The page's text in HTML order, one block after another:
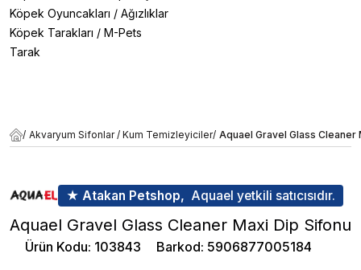
Köpek Oyuncakları / Ağızlıklar
Köpek Tarakları / M-Pets
Tarak
/ Akvaryum Sifonlar / Kum Temizleyiciler/ Aquael Gravel Glass Cleaner
★ Atakan Petshop, Aquael yetkili satıcısıdır.
Aquael Gravel Glass Cleaner Maxi Dip Sifonu
Ürün Kodu: 103843 Barkod: 5906877005184